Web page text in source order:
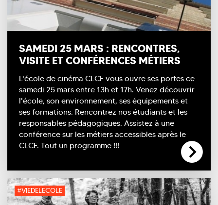
SAMEDI 25 MARS : RENCONTRES,
VISITE ET CONFÉRENCES MÉTIERS
L'école de cinéma CLCF vous ouvre ses portes ce
samedi 25 mars entre 13h et 17h. Venez découvrir
l'école, son environnement, ses équipements et
ses formations. Rencontrez nos étudiants et les
responsables pédagogiques. Assistez à une
conférence sur les métiers accessibles après le
CLCF. Tout un programme !!!
#VIEDELECOLE